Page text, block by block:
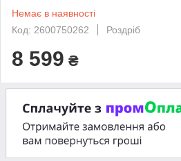
Немає в наявності
Код: 2600750262
Роздріб
8 599 ₴